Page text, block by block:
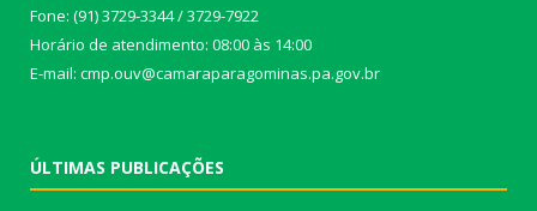
Fone: (91) 3729-3344 / 3729-7922
Horário de atendimento: 08:00 às 14:00
E-mail: cmp.ouv@camaraparagominas.pa.gov.br
ÚLTIMAS PUBLICAÇÕES